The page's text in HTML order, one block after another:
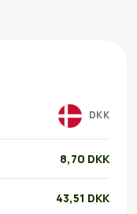
DKK
8,70 DKK
43,51 DKK